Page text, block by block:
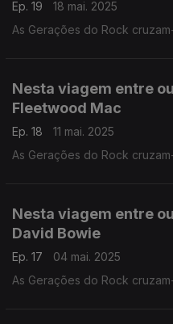
Ep. 19
18 mai. 2025
As Gerações do Rock
Nesta viagem entre
Fleetwood Mac
Ep. 18
11 mai. 2025
As Gerações do Rock
Nesta viagem entre
David Bowie
Ep. 17
04 mai. 2025
As Gerações do Rock